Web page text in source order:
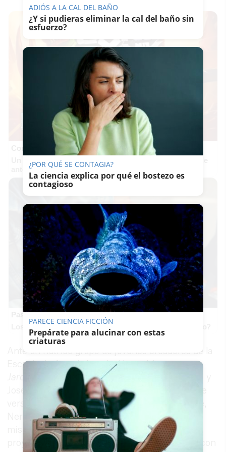
Corepunk MMORPG
Un verdadero MMORPG de la vieja escuela ¡Cómo los de
antes, pero mejor!
Pasaportes que abren puertas
Los pasaportes más poderosos del mundo, ¿está el tuyo?
Ante un nutrido grupo de jóvenes creadores de la
Escuela de Arte, la instalación poético-sonora
Jardín de Poetas
, idea original de Concha Jerez y
José Iges, ha abierto sus puertas soltando al aire
versos del propio Caballero Bonald, León Felipe,
Neruda, Benedetti, Mistral, recitados por ellos
mismos. Como han explicado sus creadores, el
proyecto desarrolla un metapoema construido con
ADIÓS A LA CAL DEL BAÑO
¿Y si pudieras eliminar la cal del baño sin
esfuerzo?
¿POR QUÉ SE CONTAGIA?
La ciencia explica por qué el bostezo es
contagioso
PARECE CIENCIA FICCIÓN
Prepárate para alucinar con estas
criaturas